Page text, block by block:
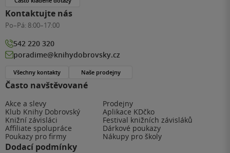
Často navštěvované
Akce a slevy
Prodejny
Klub Knihy Dobrovský
Aplikace KDčko
Knižní závisláci
Festival knižních závisláků
Affiliate spolupráce
Dárkové poukazy
Poukazy pro firmy
Nákupy pro školy
Dodací podmínky
Kontaktujte nás
Po–Pá: 8:00–17:00
542 220 320
poradime@knihydobrovsky.cz
Všechny kontakty Naše prodejny